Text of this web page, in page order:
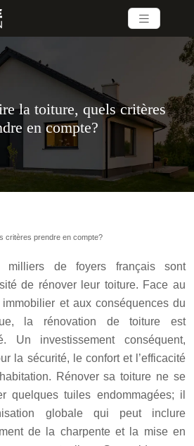
la toiture, quels critères
en compte?
critères prendre en compte?
milliers de foyers français sont
de rénover leur toiture. Face au
et aux conséquences du
la rénovation de toiture est
Un investissement conséquent,
la sécurité, le confort et l’efficacité
Rénover sa toiture ne se
quelques tuiles endommagées; il
globale qui peut inclure
de la charpente et la mise en